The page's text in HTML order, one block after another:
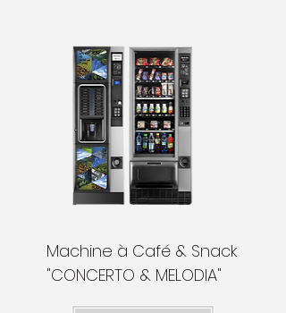
Machine à Café & Snack
"CONCERTO & MELODIA"